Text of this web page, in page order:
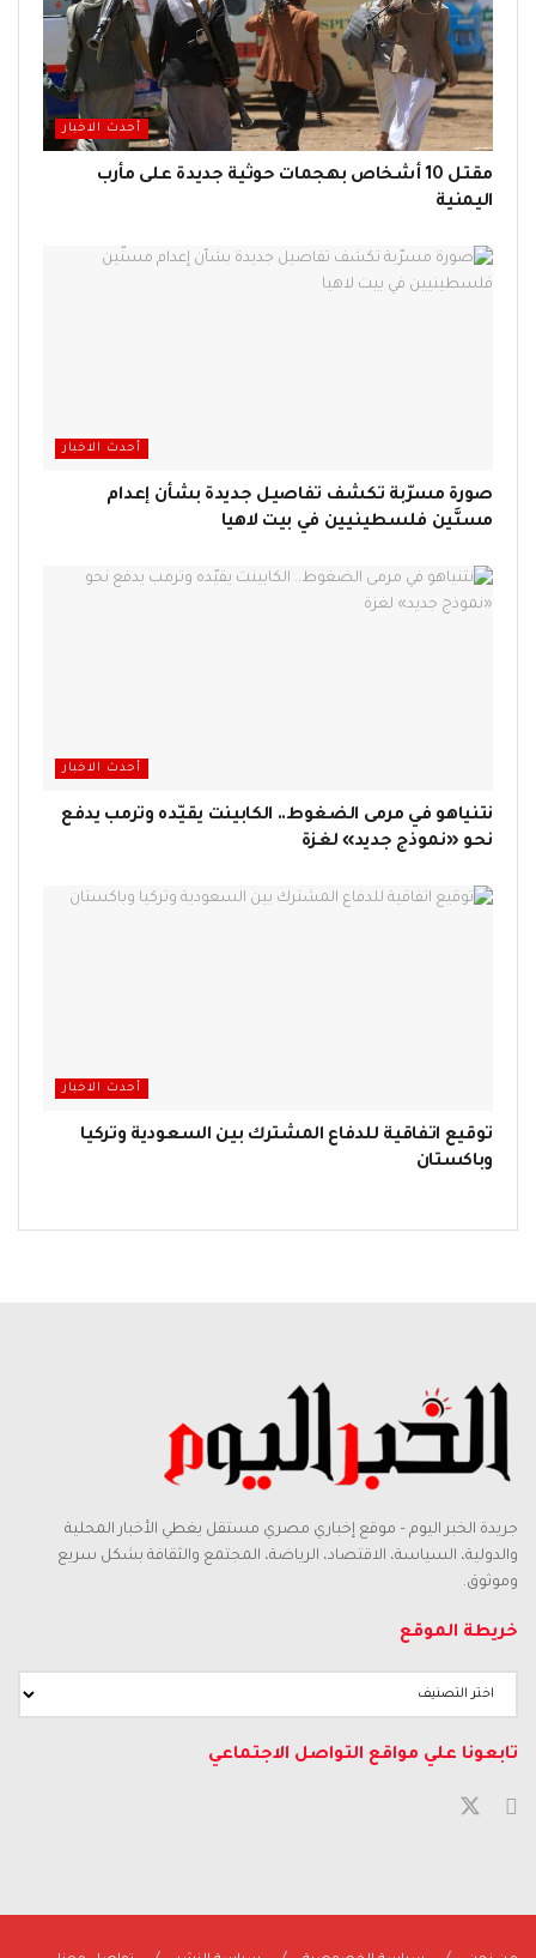
أحدث الاخبار
مقتل 10 أشخاص بهجمات حوثية جديدة على مأرب
اليمنية
أحدث الاخبار
صورة مسرّبة تكشف تفاصيل جديدة بشأن إعدام
مسنَّين فلسطينيين في بيت لاهيا
أحدث الاخبار
نتنياهو في مرمى الضغوط.. الكابينت يقيّده وترمب يدفع
نحو «نموذج جديد» لغزة
أحدث الاخبار
توقيع اتفاقية للدفاع المشترك بين السعودية وتركيا
وباكستان
جريدة الخبر اليوم – موقع إخباري مصري مستقل يغطي الأخبار المحلية
والدولية، السياسة، الاقتصاد، الرياضة، المجتمع والثقافة بشكل سريع
وموثوق.
خريطة الموقع
تابعونا علي مواقع التواصل الاجتماعي